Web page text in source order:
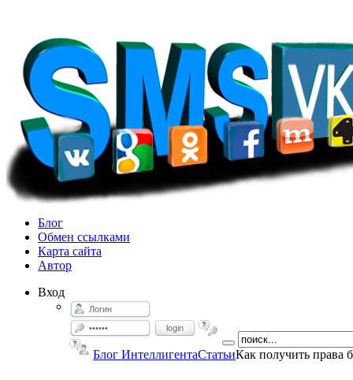
Блог
Обмен ссылками
Карта сайта
Автор
Вход
login
Блог ИнтеллигентаСтатьиКак получить права